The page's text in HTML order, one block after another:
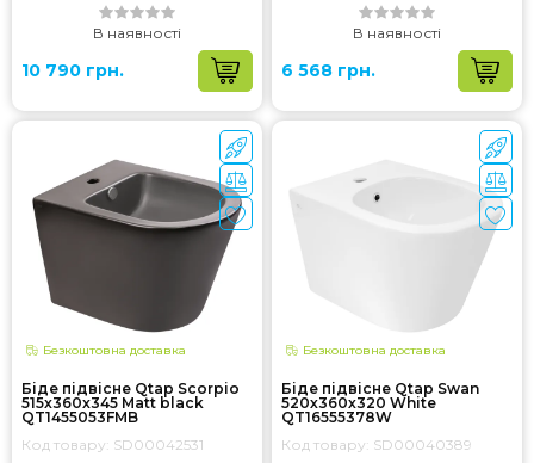
В наявності
10 790 грн.
В наявності
6 568 грн.
Безкоштовна доставка
Біде підвісне Qtap Scorpio
515x360x345 Matt black
QT1455053FMB
Код товару: SD00042531
Безкоштовна доставка
Біде підвісне Qtap Swan
520х360х320 White
QT16555378W
Код товару: SD00040389